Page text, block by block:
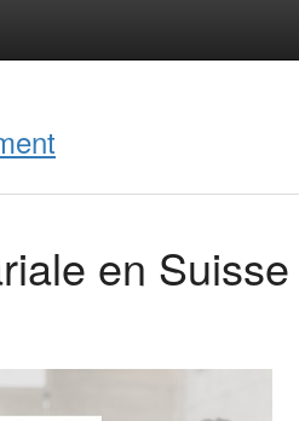
en Suisse